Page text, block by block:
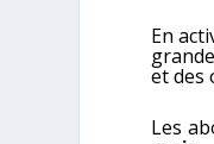
En
et des
Les